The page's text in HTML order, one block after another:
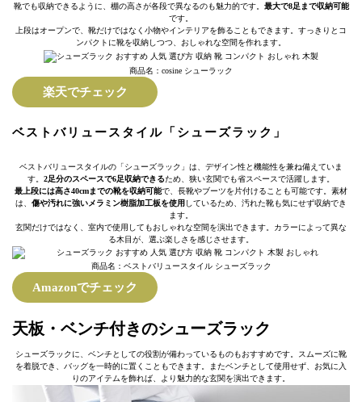
靴でも収納できるように、棚の高さが各段で異なるのも魅力的です。 最大で8足まで収納可能
です。
上段はオープンで、靴だけではなく小物やインテリアを飾ることもできます。すっきりとコ
ンパクトに靴を収納しつつ、おしゃれな空間を作れます。
商品名：cosine シューラック
楽天でチェック
ベストバリュースタイル「シューズラック」
ベストバリュースタイルの「シューズラック」は、デザイン性と機能性を兼ね備えていま
す。 2足分のスペースで6足収納できるため、狭い玄関でも省スペースで活躍します。
最上段には高さ40cmまでの靴を収納可能で、長靴やブーツを片付けることも可能です。素材
は、 傷や汚れに強いメラミン樹脂加工板を使用 しているため、汚れた靴も気にせず収納でき
ます。
玄関だけではなく、室内で使用してもおしゃれな空間を演出できます。カラーによって異な
る木目が、選ぶ楽しさを感じさせます。
商品名：ベストバリュースタイル シューズラック
Amazonでチェック
天板・ベンチ付きのシューズラック
シューズラックに、ベンチとしての役割が備わっているものもおすすめです。スムーズに靴
を着脱でき、バッグを一時的に置くこともできます。またベンチとして使用せず、お気に入
りのアイテムを飾れば、より魅力的な玄関を演出できます。